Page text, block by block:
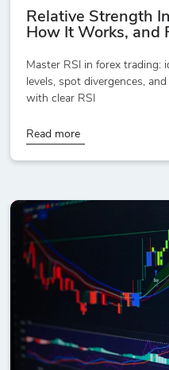
Relative Strength
How It Works, and
Master RSI in forex trading:
levels, spot divergences,
with clear RSI
Read more